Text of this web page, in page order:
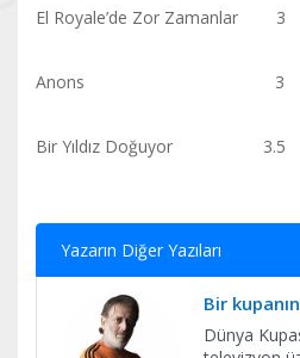
El Royale’de Zor Zamanlar 3
Anons 3
Bir Yıldız Doğuyor 3.5
Yazarın Diğer Yazıları
Bir
Dünya